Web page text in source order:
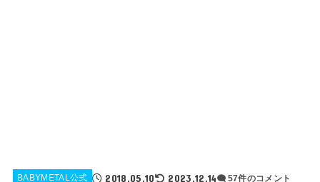
BABYMETAL公式 2018.05.10 2023.12.14 57件のコメント